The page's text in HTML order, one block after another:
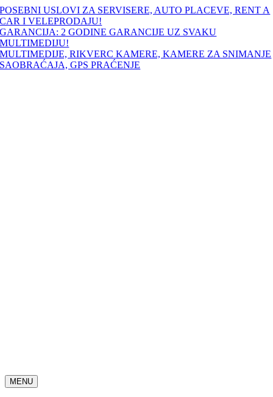
Skip
to
content
POSEBNI USLOVI ZA SERVISERE, AUTO PLACEVE, RENT A
CAR I VELEPRODAJU!
GARANCIJA: 2 GODINE GARANCIJE UZ SVAKU
MULTIMEDIJU!
MULTIMEDIJE, RIKVERC KAMERE, KAMERE ZA SNIMANJE
SAOBRAĆAJA, GPS PRAĆENJE
MENU